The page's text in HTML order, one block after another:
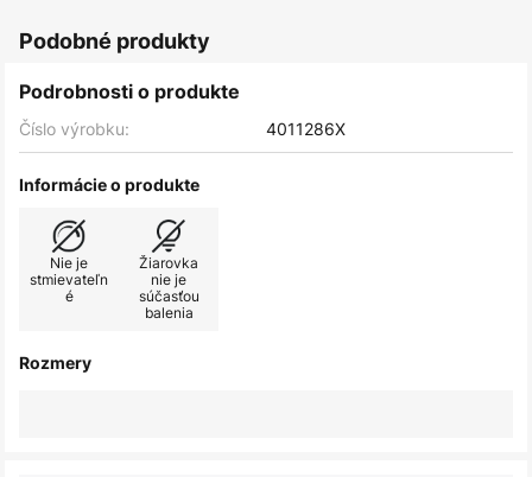
Podobné produkty
Podrobnosti o produkte
Číslo výrobku: 4011286X
Informácie o produkte
Nie je
stmievateľn
é
Žiarovka
nie je
súčasťou
balenia
Rozmery